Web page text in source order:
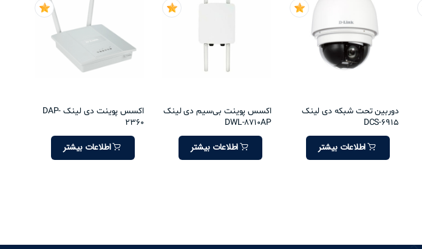
دوربین تحت شبکه دی لینک
DCS-6915
اطلاعات بیشتر
اکسس پوینت بی‌سیم دی لینک
DWL-8710AP
اطلاعات بیشتر
اکسس پوینت دی لینک DAP-
2360
اطلاعات بیشتر